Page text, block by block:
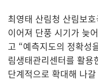
최영태 산림청 산림보
이어져 단풍 시기가 늦
고 “예측지도의 정확성
림생태관리센터를 활
단계적으로 확대해 나